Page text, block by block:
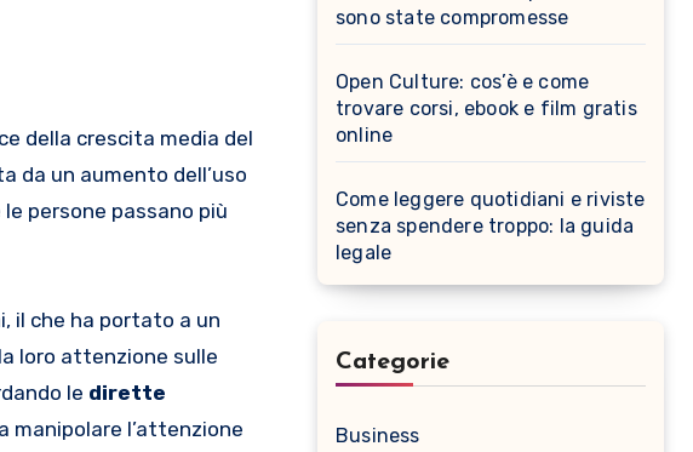
della crescita media del
da un aumento dell’uso
persone passano più
il che ha portato a un
loro attenzione sulle
le dirette
l’attenzione
sono state compromesse
Open Culture: cos’è e come
trovare corsi, ebook e film gratis
online
Come leggere quotidiani e riviste
senza spendere troppo: la guida
legale
Categorie
Business